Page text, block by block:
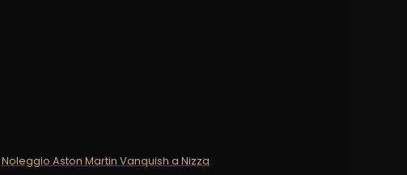
Noleggio Aston Martin Vanquish a Nizza